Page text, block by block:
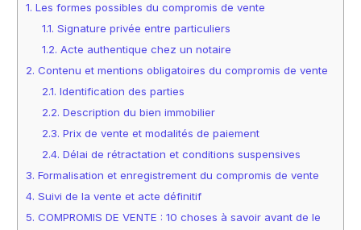
1. Les formes possibles du compromis de vente
1.1. Signature privée entre particuliers
1.2. Acte authentique chez un notaire
2. Contenu et mentions obligatoires du compromis de vente
2.1. Identification des parties
2.2. Description du bien immobilier
2.3. Prix de vente et modalités de paiement
2.4. Délai de rétractation et conditions suspensives
3. Formalisation et enregistrement du compromis de vente
4. Suivi de la vente et acte définitif
5. COMPROMIS DE VENTE : 10 choses à savoir avant de le